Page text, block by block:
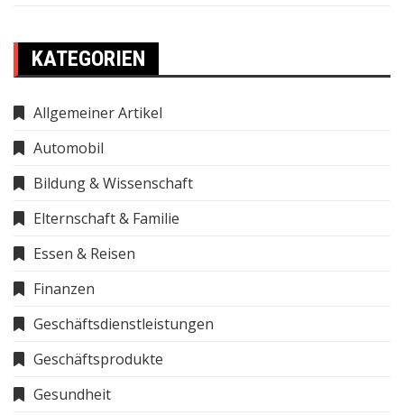
KATEGORIEN
Allgemeiner Artikel
Automobil
Bildung & Wissenschaft
Elternschaft & Familie
Essen & Reisen
Finanzen
Geschäftsdienstleistungen
Geschäftsprodukte
Gesundheit